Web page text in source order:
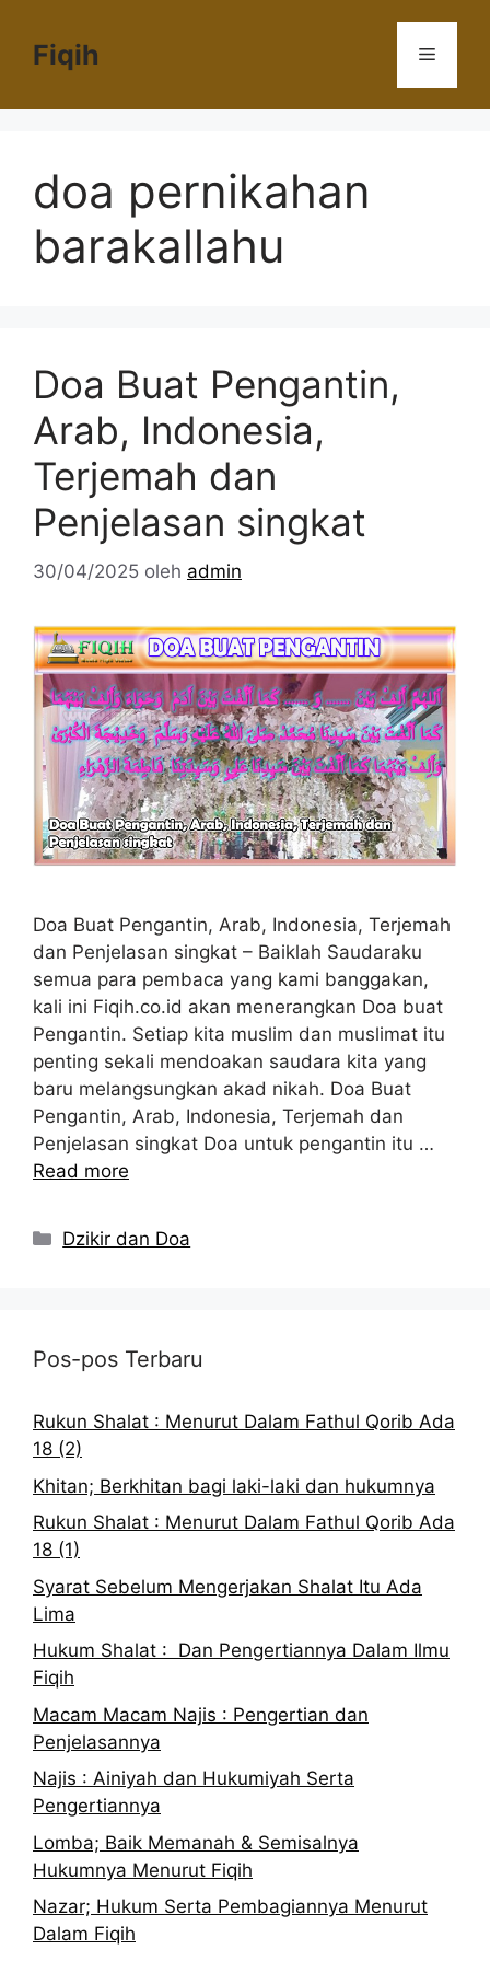
Fiqih Menu
doa pernikahan
barakallahu
Doa Buat Pengantin,
Arab, Indonesia,
Terjemah dan
Penjelasan singkat
30/04/2025 oleh admin
Doa Buat Pengantin, Arab, Indonesia, Terjemah
dan Penjelasan singkat – Baiklah Saudaraku
semua para pembaca yang kami banggakan,
kali ini Fiqih.co.id akan menerangkan Doa buat
Pengantin. Setiap kita muslim dan muslimat itu
penting sekali mendoakan saudara kita yang
baru melangsungkan akad nikah. Doa Buat
Pengantin, Arab, Indonesia, Terjemah dan
Penjelasan singkat Doa untuk pengantin itu …
Read more
Kategori
Dzikir dan Doa
Pos-pos Terbaru
Rukun Shalat : Menurut Dalam Fathul Qorib Ada
18 (2)
Khitan; Berkhitan bagi laki-laki dan hukumnya
Rukun Shalat : Menurut Dalam Fathul Qorib Ada
18 (1)
Syarat Sebelum Mengerjakan Shalat Itu Ada
Lima
Hukum Shalat : Dan Pengertiannya Dalam Ilmu
Fiqih
Macam Macam Najis : Pengertian dan
Penjelasannya
Najis : Ainiyah dan Hukumiyah Serta
Pengertiannya
Lomba; Baik Memanah & Semisalnya
Hukumnya Menurut Fiqih
Nazar; Hukum Serta Pembagiannya Menurut
Dalam Fiqih